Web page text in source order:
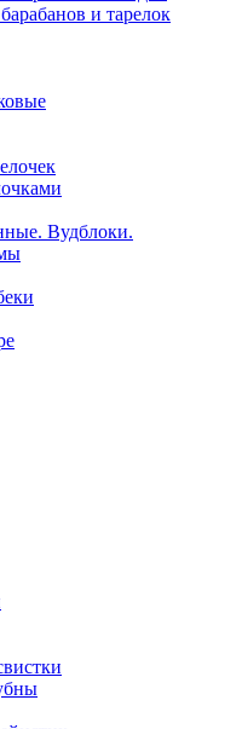
и тарелок
Вудблоки.